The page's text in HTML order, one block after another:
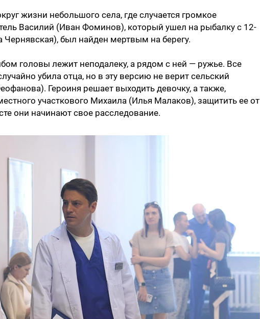
жизни небольшого села, где случается громкое
Василий (Иван Фоминов), который ушел на рыбалку с 12-
был найден мертвым на берегу.
головы лежит неподалеку, а рядом с ней — ружье. Все
убила отца, но в эту версию не верит сельский
Героиня решает выходить девочку, а также,
участкового Михаила (Илья Малаков), защитить ее от
они начинают свое расследование.